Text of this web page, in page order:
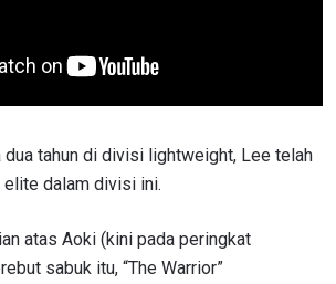
dua tahun di divisi lightweight, Lee telah
dalam divisi ini.
atas Aoki (kini pada peringkat
sabuk itu, “The Warrior”